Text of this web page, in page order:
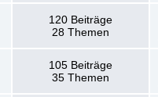
120 Beiträge
28 Themen
105 Beiträge
35 Themen